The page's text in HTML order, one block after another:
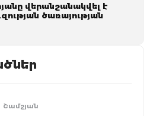
վերանշանակվել է
ծառայության
Շամշյան